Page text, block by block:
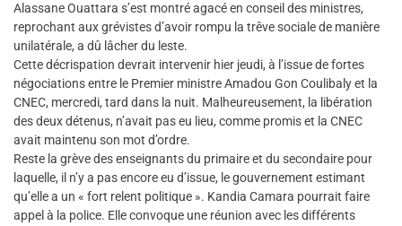
Alassane Ouattara s’est montré agacé en conseil des ministres,
reprochant aux grévistes d’avoir rompu la trêve sociale de manière
unilatérale, a dû lâcher du leste.
Cette décrispation devrait intervenir hier jeudi, à l’issue de fortes
négociations entre le Premier ministre Amadou Gon Coulibaly et la
CNEC, mercredi, tard dans la nuit. Malheureusement, la libération
des deux détenus, n’avait pas eu lieu, comme promis et la CNEC
avait maintenu son mot d’ordre.
Reste la grève des enseignants du primaire et du secondaire pour
laquelle, il n’y a pas encore eu d’issue, le gouvernement estimant
qu’elle a un « fort relent politique ». Kandia Camara pourrait faire
appel à la police. Elle convoque une réunion avec les différents